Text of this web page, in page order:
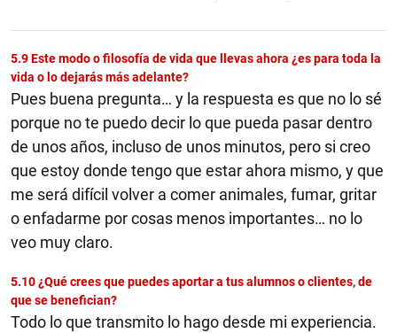
5.9 Este modo o filosofía de vida que llevas ahora ¿es para toda la
vida o lo dejarás más adelante?
Pues buena pregunta… y la respuesta es que no lo sé
porque no te puedo decir lo que pueda pasar dentro
de unos años, incluso de unos minutos, pero si creo
que estoy donde tengo que estar ahora mismo, y que
me será difícil volver a comer animales, fumar, gritar
o enfadarme por cosas menos importantes… no lo
veo muy claro.
5.10 ¿Qué crees que puedes aportar a tus alumnos o clientes, de
que se benefician?
Todo lo que transmito lo hago desde mi experiencia.